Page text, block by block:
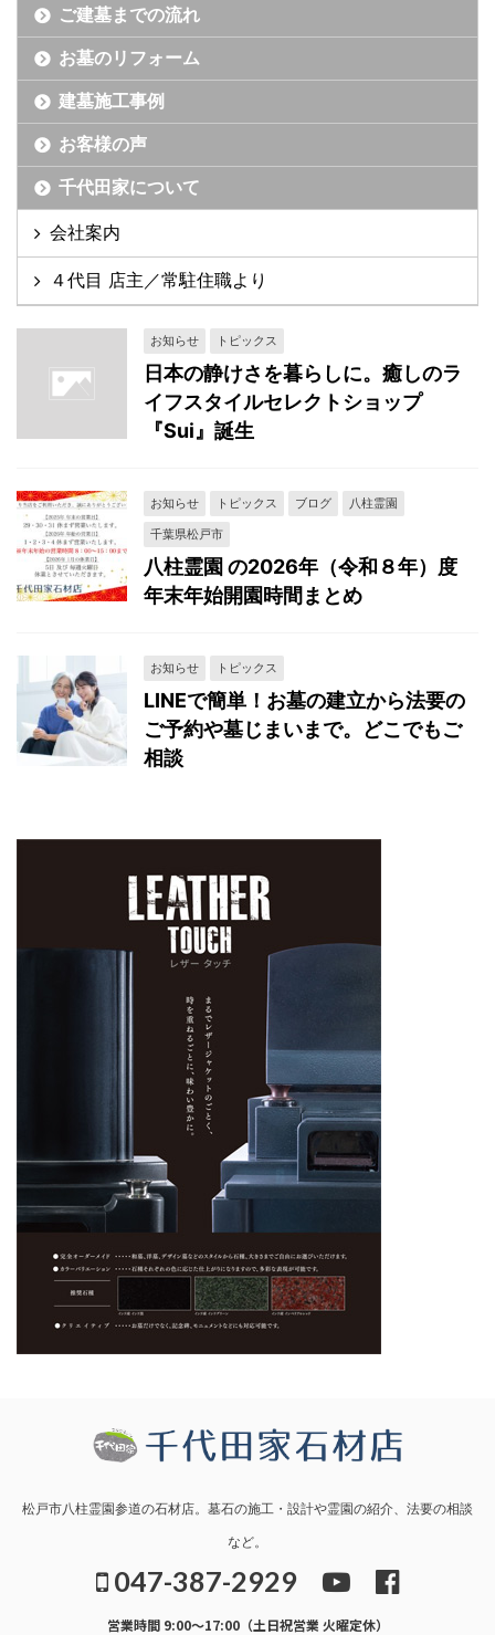
ご建墓までの流れ
お墓のリフォーム
建墓施工事例
お客様の声
千代田家について
会社案内
４代目 店主／常駐住職より
お知らせ トピックス
日本の静けさを暮らしに。癒しのラ
イフスタイルセレクトショップ
『Sui』誕生
お知らせ トピックス ブログ
八柱霊園
千葉県松戸市
八柱霊園 の2026年（令和８年）度
年末年始開園時間まとめ
お知らせ トピックス
LINEで簡単！お墓の建立から法要の
ご予約や墓じまいまで。どこでもご
相談
松戸市八柱霊園参道の石材店。墓石の施工・設計や霊園の紹介、法要の相談
など。
047-387-2929
営業時間 9:00～17:00（土日祝営業 火曜定休）